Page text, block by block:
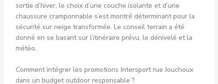
sortie d’hiver, le choix d’une couche isolante et d’une
chaussure cramponnable s’est montré déterminant pour la
sécurité sur neige transformée. Le conseil terrain a été
donné en se basant sur l’itinéraire prévu, le dénivelé et la
météo.
Comment intégrer les promotions Intersport rue Jouchoux
dans un budget outdoor responsable ?